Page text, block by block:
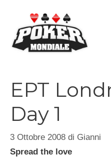
contenuto
EPT
Day 1
3 Ottobre 2008 di Gianni
Spread the love